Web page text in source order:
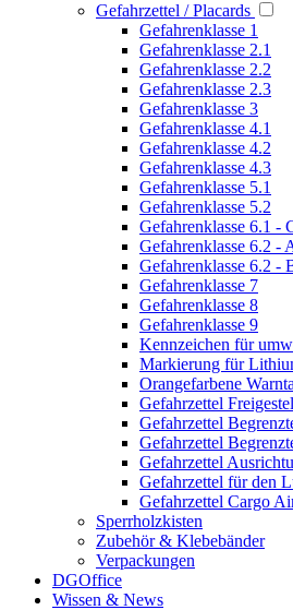
Gefahrzettel / Placards
Gefahrenklasse 1
Gefahrenklasse 2.1
Gefahrenklasse 2.2
Gefahrenklasse 2.3
Gefahrenklasse 3
Gefahrenklasse 4.1
Gefahrenklasse 4.2
Gefahrenklasse 4.3
Gefahrenklasse 5.1
Gefahrenklasse 5.2
Gefahrenklasse 6.1 -
Gefahrenklasse 6.2 -
Gefahrenklasse 6.2 -
Gefahrenklasse 7
Gefahrenklasse 8
Gefahrenklasse 9
Kennzeichen für
Markierung für
Orangefarbene
Gefahrzettel
Gefahrzettel
Gefahrzettel
Gefahrzettel
Gefahrzettel für den
Gefahrzettel Cargo
Sperrholzkisten
Zubehör & Klebebänder
Verpackungen
DGOffice
Wissen & News